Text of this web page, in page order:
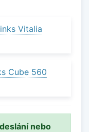
Vitalia
Cube 560
nebo